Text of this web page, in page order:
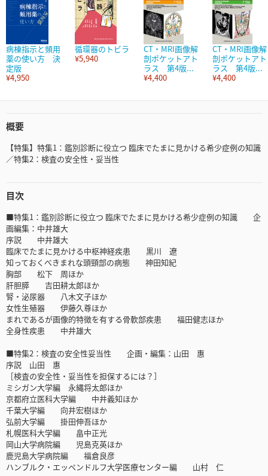
病棟指示と頻用
薬の使い方 決
定版
¥4,950
循環器のトビラ
¥5,940
CT・MRI画像解
剖ポケットアト
ラス 第4版...
¥4,400
CT・MRI画像解
剖ポケットアト
ラス 第4版...
¥4,400
概要
【特集】特集1：鑑別診断に役立つ 臨床でたまに見かける希少症例の知識
／特集2：検査の安全性・妥当性
目次
■特集1：鑑別診断に役立つ 臨床でたまに見かける希少症例の知識 企
画編集：中井雄大
序説 中井雄大
臨床でたまに見かける中枢神経疾患 黒川 遼
知っておくべきまれな頭頸部の病態 神田知紀
胸部 松下 周ほか
肝胆膵 吉田耕太郎ほか
腎・泌尿器 八木文子ほか
女性生殖器 伊藤久尊ほか
まれであるが画像的特徴を有する骨軟部疾患 福田健志ほか
全身性疾患 中井雄大
■特集2：検査の安全性妥当性 企画・編集：山田 惠
序説 山田 惠
［検査の安全性・妥当性を担保するには？］
ミシガン大学編 永縄将太郎ほか
京都府立医科大学編 中井義知ほか
千葉大学編 向井宏樹ほか
弘前大学編 掛田伸吾ほか
札幌医科大学編 畠中正光
岡山大学病院編 児島克英ほか
鹿児島大学病院編 福倉良彦
ハンブルク・エッペンドルフ大学医療センター編 山村 仁